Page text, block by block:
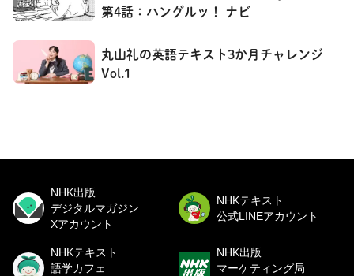
第4話：ハングルッ！ ナビ
丸山礼の英語テキスト3か月チャレンジ
Vol.1
NHK出版
デジタルマガジン
Xアカウント
NHKテキスト
公式LINEアカウント
NHKテキスト
語学カフェ
NHK出版
マーケティング局